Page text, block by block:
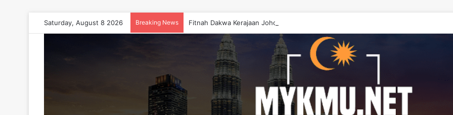
Saturday, August 8 2026 Breaking News Fitnah Dakwa Kerajaan Johor ‘Berwayang’ Perlu Diperbetulkan – Onn Hafiz